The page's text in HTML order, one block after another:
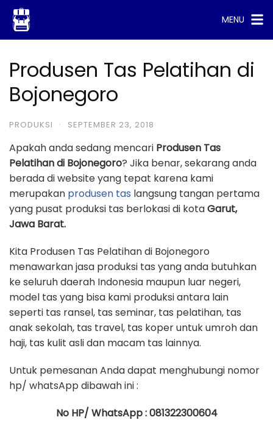
Skip
content
MENU
Produsen Tas Pelatihan di
Bojonegoro
PRODUKSI · SEPTEMBER 23, 2018
Apakah anda sedang mencari Produsen Tas
Pelatihan di Bojonegoro? Jika benar, sekarang anda
berada di website yang tepat karena kami
merupakan produsen tas langsung tangan pertama
yang pusat produksi tas berlokasi di kotaGarut,
Jawa Barat.
Kita Produsen Tas Pelatihan di Bojonegoro
menawarkan jasa produksi tas yang anda butuhkan
ke seluruh daerah Indonesia maupun luar negeri,
model tas yang bisa kami produksi antara lain
seperti tas ransel, tas seminar, tas pelatihan, tas
anak sekolah, tas travel, tas koper untuk umroh dan
haji, tas kulit asli dan macam tas lainnya.
Untuk pemesanan Anda dapat menghubungi nomor
hp/ whatsApp dibawah ini :
No HP/ WhatsApp : 081322300604